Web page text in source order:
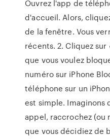
Ouvrez l'app de
d'accueil. Alors,
de la fenêtre. Vous
récents. 2. Cliquez
que vous voulez
numéro sur iPhone
téléphone sur un
est simple. Imaginons
appel, raccrochez (ou
que vous décidiez de